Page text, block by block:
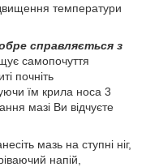
температури
справляється з
самопочуття
почніть
їм крила носа 3
мазі Ви відчуєте
мазь на ступні ніг,
напій,